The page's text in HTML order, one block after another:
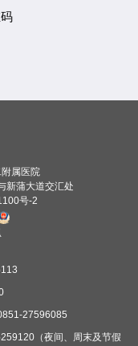
属医院
新蒲大道交汇处
号-2
27596085
（夜间、周末及节假